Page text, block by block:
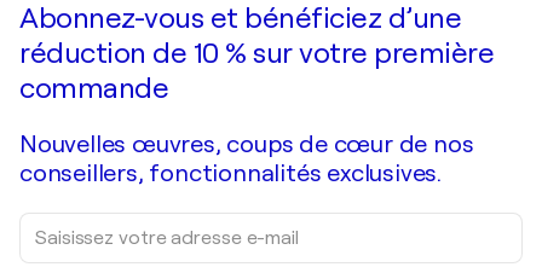
Abonnez-vous et bénéficiez d’une
réduction de 10 % sur votre première
commande
Nouvelles œuvres, coups de cœur de nos
conseillers, fonctionnalités exclusives.